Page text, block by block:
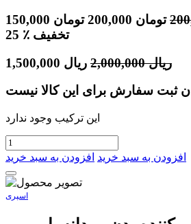
150,000 تومان 200,000تومان
25
٪ تخفیف
1,500,000 ریال 2,000,000 ریال
ثبت سفارش برای این کالا نیست
این ترکیب وجود ندارد
افزودن به سبد خرید افزودن به سبد خرید
اسپری